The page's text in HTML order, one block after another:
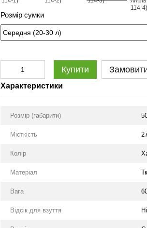
Розмір сумки
Купити
Характеристики
Розмір (габарити)
Місткість
Колір
Матеріал
Вага
Відсік для взуття Ні